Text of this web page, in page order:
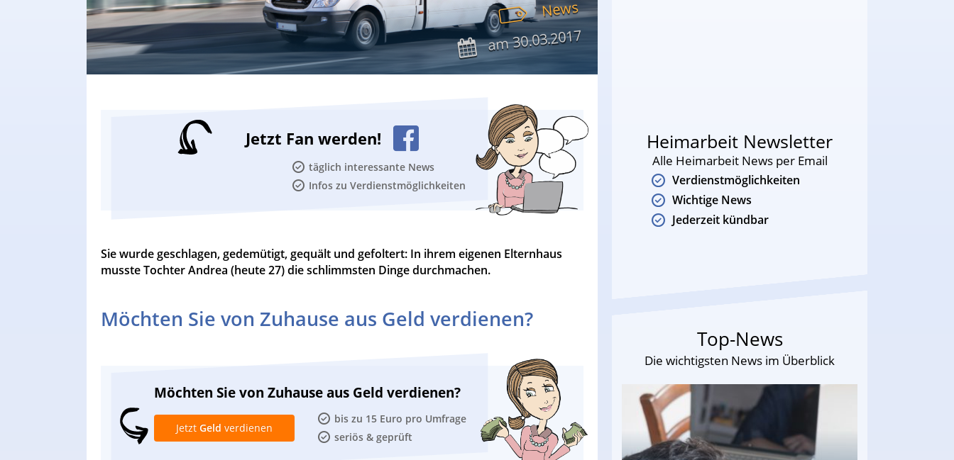
News
am30.03.2017
Jetzt Fan werden!
täglich interessante News
Infos zu Verdienstmöglichkeiten
Sie wurde geschlagen, gedemütigt, gequält und gefoltert: In ihrem eigenen Elternhaus
musste Tochter Andrea (heute 27) die schlimmsten Dinge durchmachen.
Möchten Sie von Zuhause aus Geld verdienen?
Möchten Sie von Zuhause aus Geld verdienen?
bis zu 15 Euro pro Umfrage
seriös & geprüft
Jetzt Geld verdienen
Heimarbeit Newsletter
Alle Heimarbeit News per Email
Verdienstmöglichkeiten
Wichtige News
Jederzeit kündbar
Top-News
Die wichtigsten News im Überblick